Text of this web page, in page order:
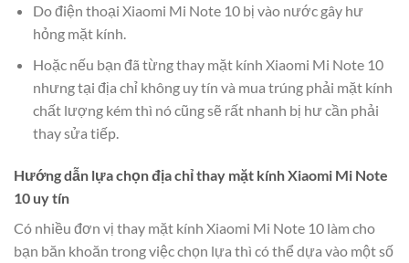
Do điện thoại Xiaomi Mi Note 10 bị vào nước gây hư
hỏng mặt kính.
Hoặc nếu bạn đã từng thay mặt kính Xiaomi Mi Note 10
nhưng tại địa chỉ không uy tín và mua trúng phải mặt kính
chất lượng kém thì nó cũng sẽ rất nhanh bị hư cần phải
thay sửa tiếp.
Hướng dẫn lựa chọn địa chỉ thay mặt kính Xiaomi Mi Note
10 uy tín
Có nhiều đơn vị thay mặt kính Xiaomi Mi Note 10 làm cho
bạn băn khoăn trong việc chọn lựa thì có thể dựa vào một số